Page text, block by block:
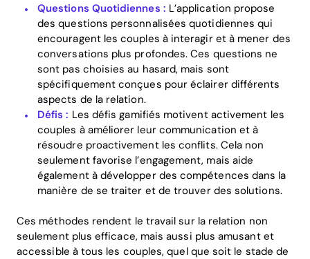
Blog
Download
Questions Quotidiennes : L’application propose
des questions personnalisées quotidiennes qui
encouragent les couples à interagir et à mener des
conversations plus profondes. Ces questions ne
sont pas choisies au hasard, mais sont
spécifiquement conçues pour éclairer différents
aspects de la relation.
Défis : Les défis gamifiés motivent activement les
couples à améliorer leur communication et à
résoudre proactivement les conflits. Cela non
seulement favorise l’engagement, mais aide
également à développer des compétences dans la
manière de se traiter et de trouver des solutions.
Ces méthodes rendent le travail sur la relation non
seulement plus efficace, mais aussi plus amusant et
accessible à tous les couples, quel que soit le stade de